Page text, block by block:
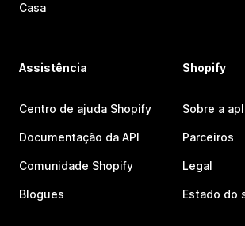
Casa
Assistência
Centro de ajuda Shopify
Documentação da API
Comunidade Shopify
Blogues
Shopify
Sobre a
Parceiros
Legal
Estado do